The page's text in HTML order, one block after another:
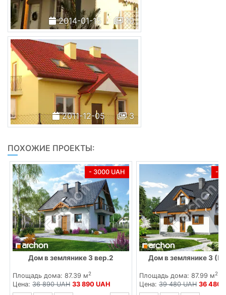
2014-01-15 10
2011-12-05 3
ПОХОЖИЕ ПРОЕКТЫ:
- 3000 UAH
Дом в землянике 3 вер.2
Площадь дома: 87.39 м2
Цена: 36 890 UAH 33 890 UAH
-
Дом в землянике 3
Площадь дома: 87.99 м2
Цена:39 480 UAH 36 480